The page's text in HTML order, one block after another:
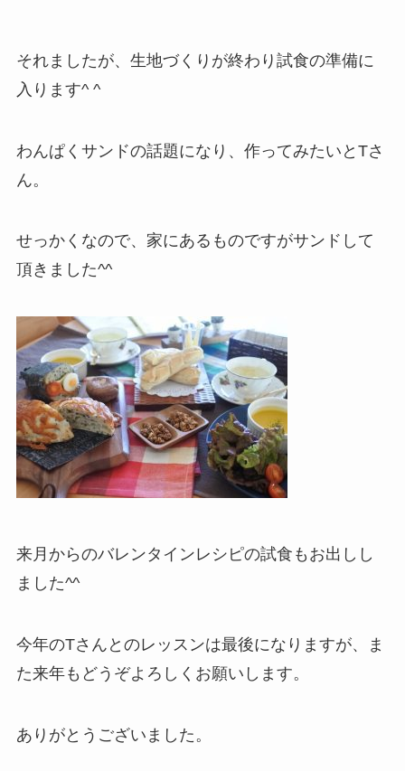
それましたが、生地づくりが終わり試食の準備に
入ります^ ^
わんぱくサンドの話題になり、作ってみたいとTさ
ん。
せっかくなので、家にあるものですがサンドして
頂きました^^
来月からのバレンタインレシピの試食もお出しし
ました^^
今年のTさんとのレッスンは最後になりますが、ま
た来年もどうぞよろしくお願いします。
ありがとうございました。